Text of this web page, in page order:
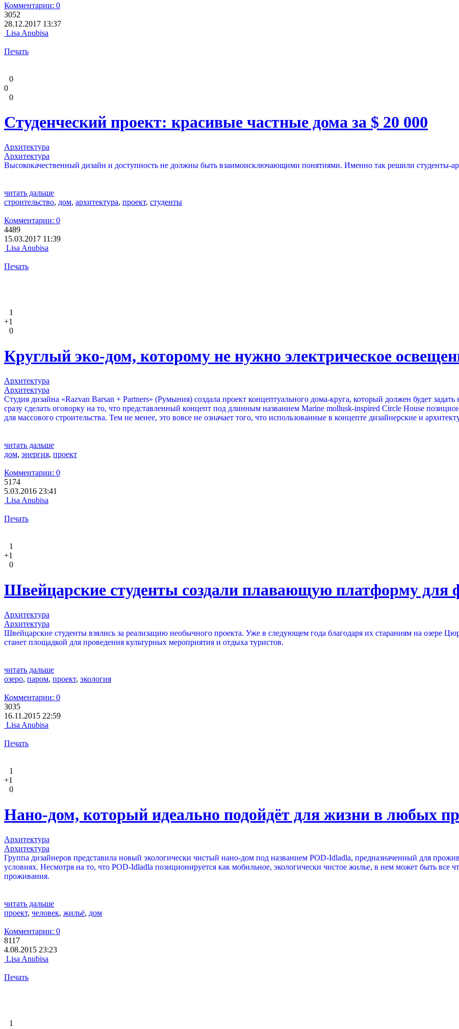
Комментарии: 0
3052
28.12.2017 13:37
Lisa Anubisa
Печать
0
0
0
Студенческий проект: красивые частные дома за $ 20 000
Архитектура
Архитектура
Высококачественный дизайн и доступность не должны быть взаимоисключающими понятиями. Именно так решили студенты-
читать дальше
строительство, дом, архитектура, проект, студенты
Комментарии: 0
4489
15.03.2017 11:39
Lisa Anubisa
Печать
1
+1
0
Круглый эко-дом, которому не нужно электрическое
Архитектура
Архитектура
Студия дизайна «Razvan Barsan + Partners» (Румыния) создала проект концептуального дома-круга, который должен будет
сразу сделать оговорку на то, что представленный концепт под длинным названием Marine mollusk-inspired Circle House
для массового строительства. Тем не менее, это вовсе не означает того, что использованные в концепте дизайнерские и
читать дальше
дом, энергия, проект
Комментарии: 0
5174
5.03.2016 23:41
Lisa Anubisa
Печать
1
+1
0
Швейцарские студенты создали плавающую платформу для
Архитектура
Архитектура
Швейцарские студенты взялись за реализацию необычного проекта. Уже в следующем года благодаря их стараниям на озере
станет площадкой для проведения культурных мероприятия и отдыха туристов.
читать дальше
озеро, паром, проект, экология
Комментарии: 0
3035
16.11.2015 22:59
Lisa Anubisa
Печать
1
+1
0
Нано-дом, который идеально подойдёт для жизни в любых
Архитектура
Архитектура
Группа дизайнеров представила новый экологически чистый нано-дом под названием POD-Idladla, предназначенный для
условиях. Несмотря на то, что POD-Idladla позиционируется как мобильное, экологически чистое жилье, в нем может быть все
проживания.
читать дальше
проект, человек, жильё, дом
Комментарии: 0
8117
4.08.2015 23:23
Lisa Anubisa
Печать
1